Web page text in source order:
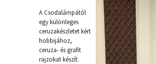
A Csodalámpától
egy különleges
ceruzakészletet kért
hobbijához,
ceruza- és grafit
rajzokat készít.